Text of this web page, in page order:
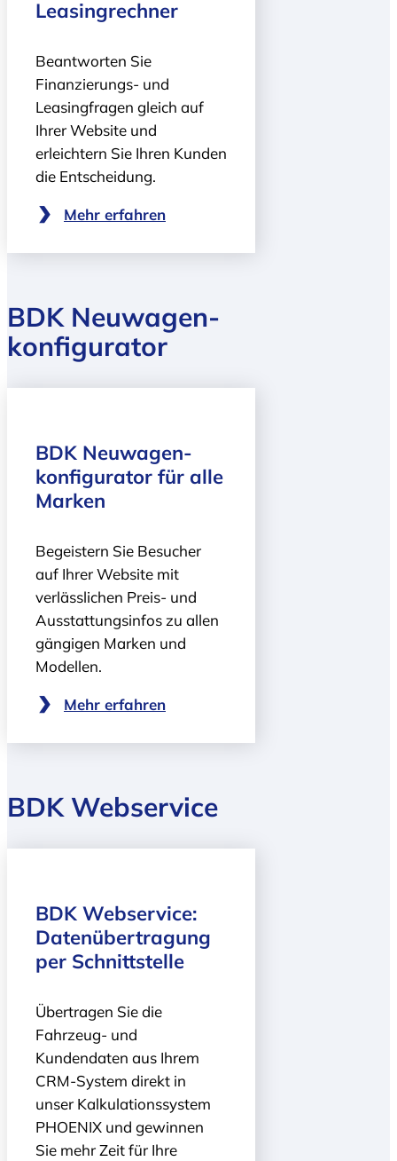
Leasingrechner
Beantworten Sie
Finanzierungs- und
Leasingfragen gleich auf
Ihrer Website und
erleichtern Sie Ihren Kunden
die Entscheidung.
Mehr erfahren
BDK Neuwagen­
konfigurator
BDK Neuwagen­
konfigurator für alle
Marken
Begeistern Sie Besucher
auf Ihrer Website mit
verlässlichen Preis- und
Ausstattungsinfos zu allen
gängigen Marken und
Modellen.
Mehr erfahren
BDK Webservice
BDK Webservice:
Daten­übertragung
per Schnittstelle
Übertragen Sie die
Fahrzeug- und
Kundendaten aus Ihrem
CRM-System direkt in
unser Kalkulationssystem
PHOENIX und gewinnen
Sie mehr Zeit für Ihre